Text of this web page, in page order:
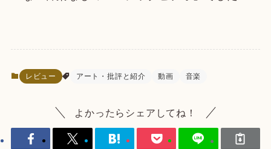
レビュー アート・批評と紹介 動画 音楽
よかったらシェアしてね！